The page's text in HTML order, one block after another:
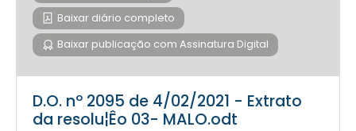
Baixar diário completo
Baixar publicação com Assinatura Digital
D.O. nº 2095 de 4/02/2021 - Extrato
da resolu¦Êo 03- MALO.odt